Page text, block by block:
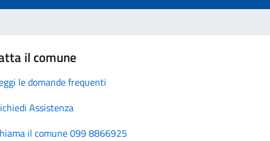
il comune
le domande frequenti
Assistenza
il comune 099 8866925